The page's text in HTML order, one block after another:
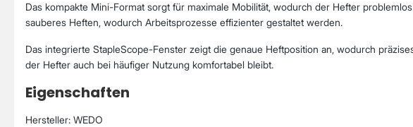
Das kompakte Mini-Format sorgt für maximale Mobilität, wodurch der Hefter
sauberes Heften, wodurch Arbeitsprozesse effizienter gestaltet werden.
Das integrierte StapleScope-Fenster zeigt die genaue Heftposition an, wodurch
der Hefter auch bei häufiger Nutzung komfortabel bleibt.
Eigenschaften
Hersteller: WEDO